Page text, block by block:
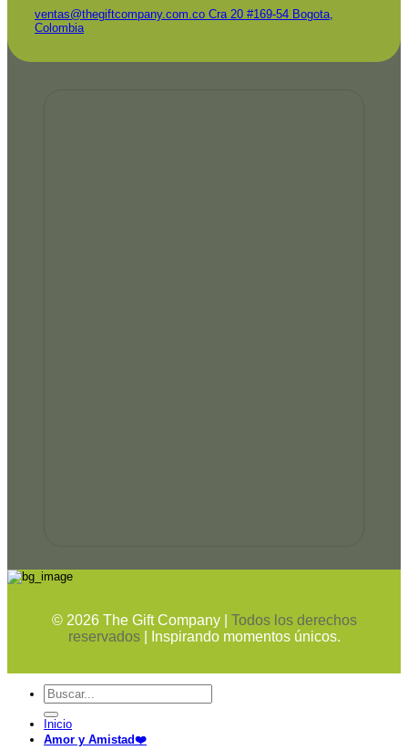
ventas@thegiftcompany.com.co Cra 20 #169-54 Bogota,
Colombia
© 2026The Gift Company | Todos los derechos
reservados
| Inspirando momentos únicos.
Buscar
por:
Inicio
Amor y Amistad❤️